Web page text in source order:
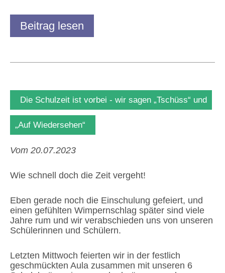
Beitrag lesen
Die Schulzeit ist vorbei - wir sagen „Tschüss“ und
„Auf Wiedersehen“
Vom 20.07.2023
Wie schnell doch die Zeit vergeht!
Eben gerade noch die Einschulung gefeiert, und
einen gefühlten Wimpernschlag später sind viele
Jahre rum und wir verabschieden uns von unseren
Schülerinnen und Schülern.
Letzten Mittwoch feierten wir in der festlich
geschmückten Aula zusammen mit unseren 6